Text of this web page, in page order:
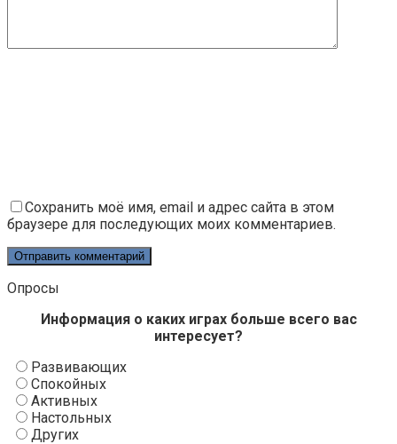
Сохранить моё имя, email и адрес сайта в этом
браузере для последующих моих комментариев.
Опросы
Информация о каких играх больше всего вас
интересует?
Развивающих
Спокойных
Активных
Настольных
Других